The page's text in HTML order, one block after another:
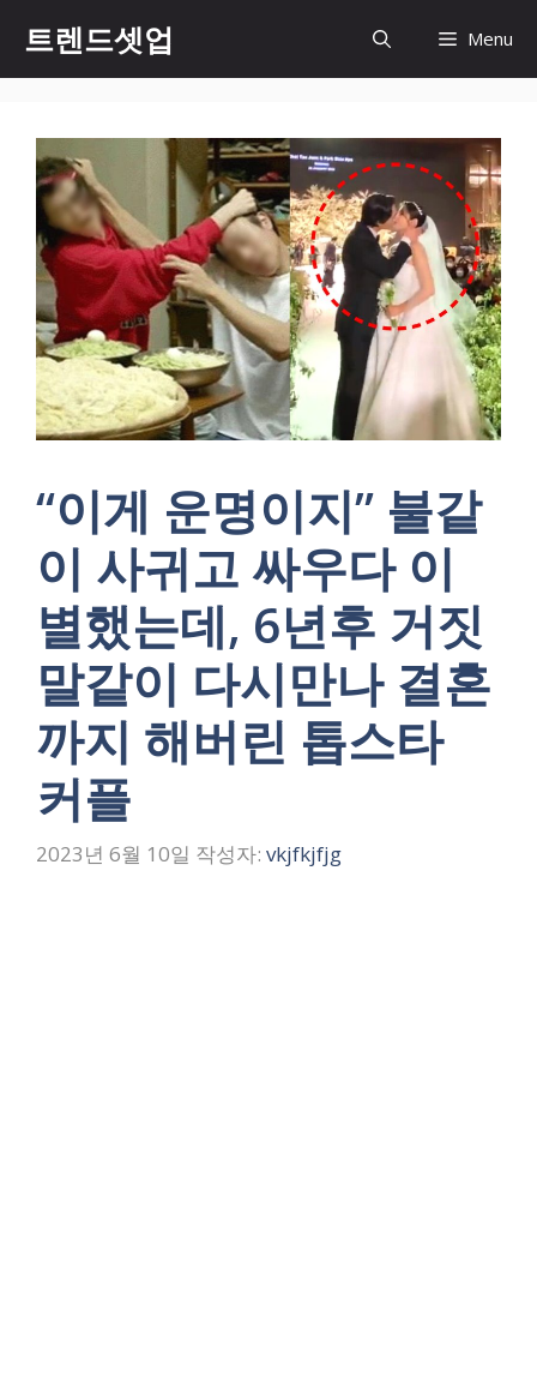
츠
트렌드셋업 Menu
“이게 운명이지” 불같
이 사귀고 싸우다 이
별했는데, 6년후 거짓
말같이 다시만나 결혼
까지 해버린 톱스타
커플
2023년 6월 10일 작성자: vkjfkjfjg